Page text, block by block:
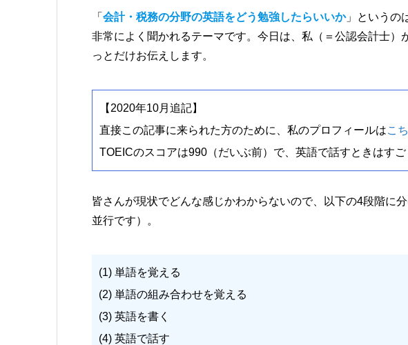
「 会計・税務の分野の英語をどう勉強したらいいか」というの
非常によく聞かれるテーマです。今日は、私（＝公認会計士）
っとだけお伝えします。
【2020年10月追記】
直接この記事に来られた方のために、私のプロフィールはこ
TOEICのスコアは990（だいぶ前）で、英語で話すときはすご
皆さんが現状でどんな感じかわからないので、以下の4段階に
並行です）。
(1) 単語を覚える
(2) 単語の組み合わせを覚える
(3) 英語を書く
(4) 英語で話す